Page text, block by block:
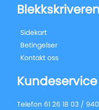
Blekkskriveren
Sidekart
Betingelser
Kontakt oss
Kundeservice
Telefon 61 26 18 03 /